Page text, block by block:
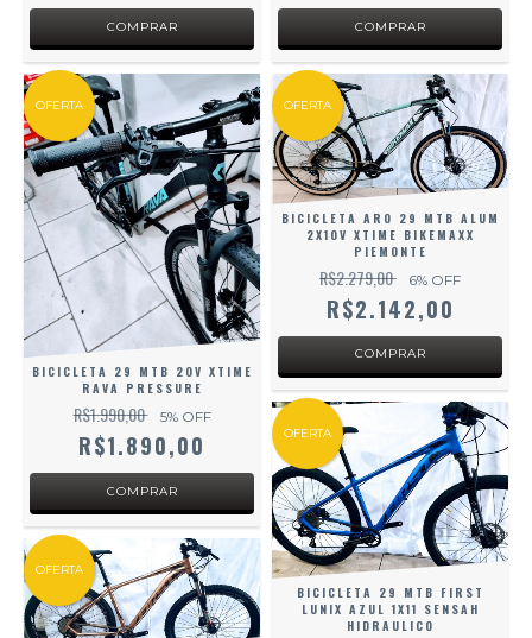
OFERTA
BICICLETA 29 MTB 20V XTIME
RAVA PRESSURE
R$1.990,00 5% OFF
R$1.890,00
OFERTA
BICICLETA ARO 29 MTB ALUM
2X10V XTIME BIKEMAXX
PIEMONTE
R$2.279,00 6% OFF
R$2.142,00
OFERTA
OFERTA
BICICLETA 29 MTB FIRST
LUNIX AZUL 1X11 SENSAH
HIDRAULICO